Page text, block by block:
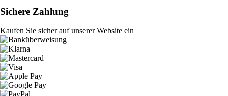
Sichere Zahlung
Kaufen Sie sicher auf unserer Website ein